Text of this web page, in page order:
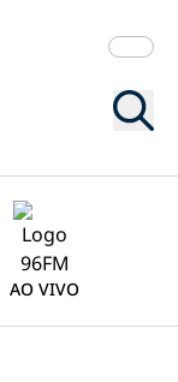
AO VIVO